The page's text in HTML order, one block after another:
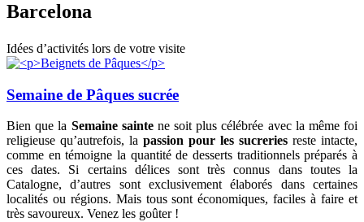
Barcelona
Idées d’activités lors de votre visite
Semaine de Pâques sucrée
Bien que la Semaine saintene soit plus célébrée avec la même foi
religieuse qu’autrefois, la passion pour les sucreries reste intacte,
comme en témoigne la quantité de desserts traditionnels préparés à
ces dates. Si certains délices sont très connus dans toutes la
Catalogne, d’autres sont exclusivement élaborés dans certaines
localités ou régions. Mais tous sont économiques, faciles à faire et
très savoureux. Venez les goûter !